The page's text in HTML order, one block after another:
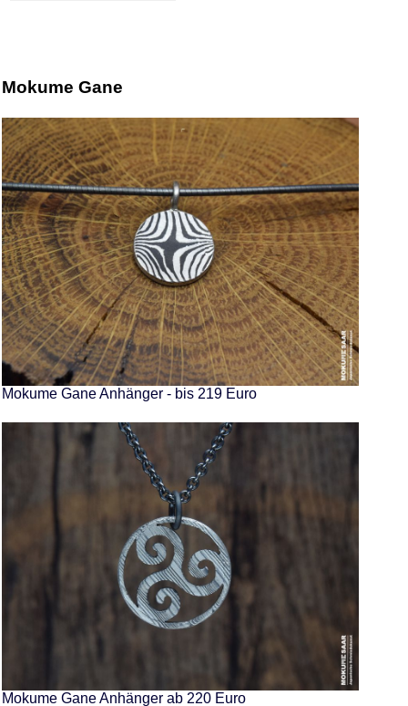
Mokume Gane
Mokume Gane Anhänger - bis 219 Euro
Mokume Gane Anhänger ab 220 Euro